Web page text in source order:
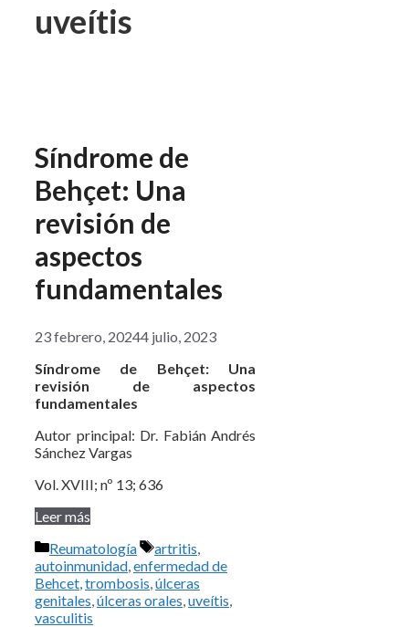
uveítis
Síndrome de
Behçet: Una
revisión de
aspectos
fundamentales
23 febrero, 20244 julio, 2023
Síndrome de Behçet: Una
revisión de aspectos
fundamentales
Autor principal: Dr. Fabián Andrés
Sánchez Vargas
Vol. XVIII; nº 13; 636
Leer más
Categorías
Reumatología Etiquetas
artritis,
autoinmunidad,enfermedad de
Behcet,trombosis,úlceras
genitales,úlceras orales,uveítis,
vasculitis